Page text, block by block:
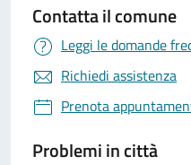
Contatta il comune
Leggi le domande
Richiedi assistenza
Prenota
Problemi in città